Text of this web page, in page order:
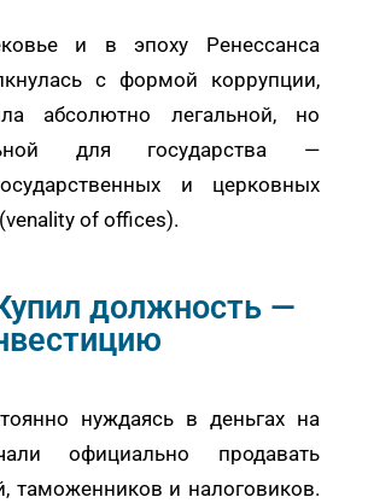
и в эпоху Ренессанса
с формой коррупции,
абсолютно легальной, но
для государства —
и церковных
of offices).
должность —
нуждаясь в деньгах на
официально продавать
таможенников и налоговиков.